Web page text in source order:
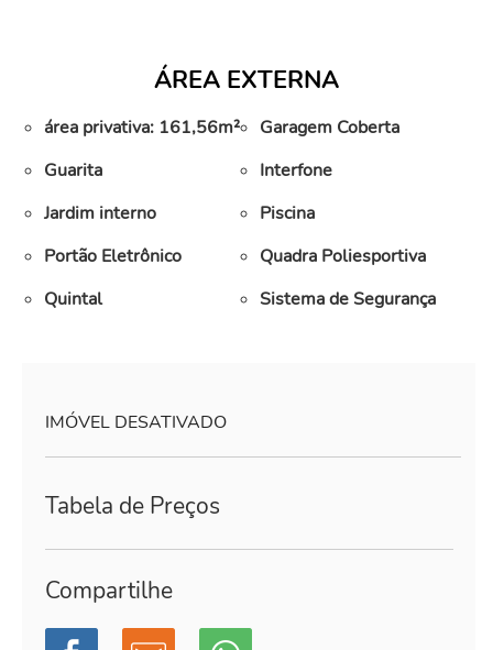
ÁREA EXTERNA
área privativa: 161,56m²
Garagem Coberta
Guarita
Interfone
Jardim interno
Piscina
Portão Eletrônico
Quadra Poliesportiva
Quintal
Sistema de Segurança
IMÓVEL DESATIVADO
Tabela de Preços
Compartilhe